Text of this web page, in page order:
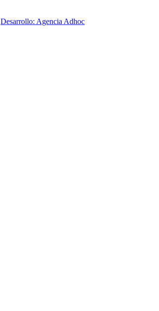
Desarrollo: Agencia Adhoc